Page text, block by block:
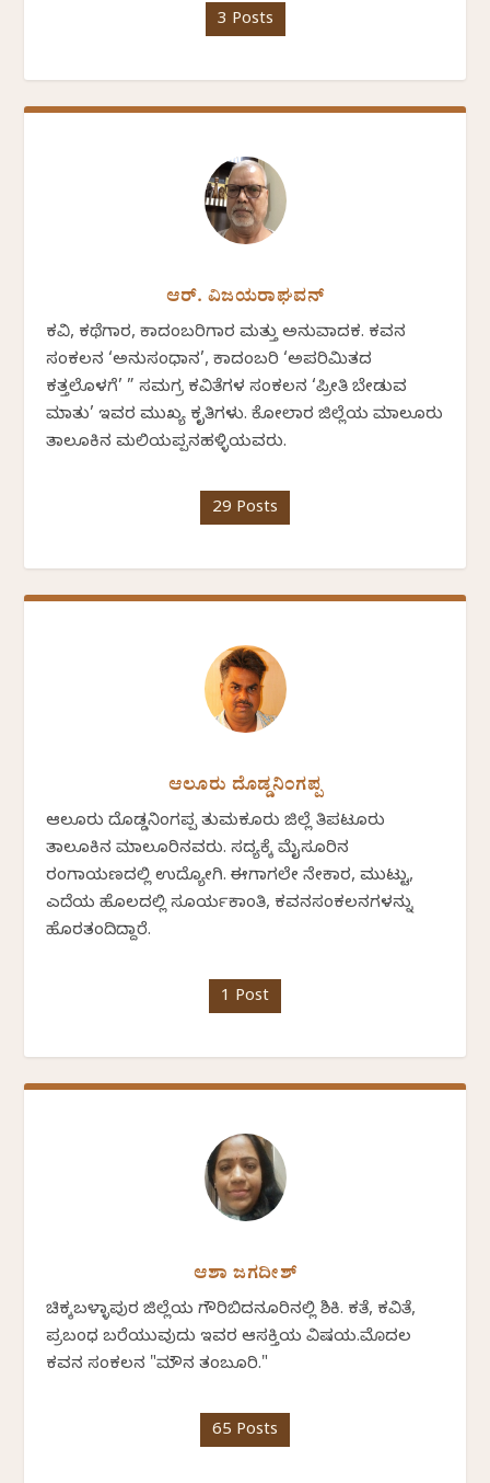
3 Posts
ಆರ್. ವಿಜಯರಾಘವನ್
ಕವಿ, ಕಥೆಗಾರ, ಕಾದಂಬರಿಗಾರ ಮತ್ತು ಅನುವಾದಕ. ಕವನ
ಸಂಕಲನ ‘ಅನುಸಂಧಾನ’, ಕಾದಂಬರಿ ‘ಅಪರಿಮಿತದ
ಕತ್ತಲೊಳಗೆ’ ” ಸಮಗ್ರ ಕವಿತೆಗಳ ಸಂಕಲನ ‘ಪ್ರೀತಿ ಬೇಡುವ
ಮಾತು’ ಇವರ ಮುಖ್ಯ ಕೃತಿಗಳು. ಕೋಲಾರ ಜಿಲ್ಲೆಯ ಮಾಲೂರು
ತಾಲೂಕಿನ ಮಲಿಯಪ್ಪನಹಳ್ಳಿಯವರು.
29 Posts
ಆಲೂರು ದೊಡ್ಡನಿಂಗಪ್ಪ
ಆಲೂರು ದೊಡ್ಡನಿಂಗಪ್ಪ ತುಮಕೂರು ಜಿಲ್ಲೆ ತಿಪಟೂರು
ತಾಲೂಕಿನ ಮಾಲೂರಿನವರು. ಸದ್ಯಕ್ಕೆ ಮೈಸೂರಿನ
ರಂಗಾಯಣದಲ್ಲಿ ಉದ್ಯೋಗಿ. ಈಗಾಗಲೇ ನೇಕಾರ, ಮುಟ್ಟು,
ಎದೆಯ ಹೊಲದಲ್ಲಿ ಸೂರ್ಯಕಾಂತಿ, ಕವನಸಂಕಲನಗಳನ್ನು
ಹೊರತಂದಿದ್ದಾರೆ.
1 Post
ಆಶಾ ಜಗದೀಶ್
ಚಿಕ್ಕಬಳ್ಳಾಪುರ ಜಿಲ್ಲೆಯ ಗೌರಿಬಿದನೂರಿನಲ್ಲಿ ಶಿಕ್ಷಕಿ. ಕತೆ, ಕವಿತೆ,
ಪ್ರಬಂಧ ಬರೆಯುವುದು ಇವರ ಆಸಕ್ತಿಯ ವಿಷಯ.ಮೊದಲ
ಕವನ ಸಂಕಲನ "ಮೌನ ತಂಬೂರಿ."
65 Posts